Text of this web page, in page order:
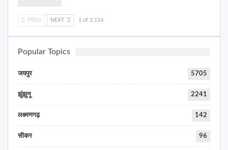
PREV NEXT 1 of 2,114
Popular Topics
जयपुर 5705
झुंझुनू 2241
लक्ष्मणगढ़ 142
सीकर 96